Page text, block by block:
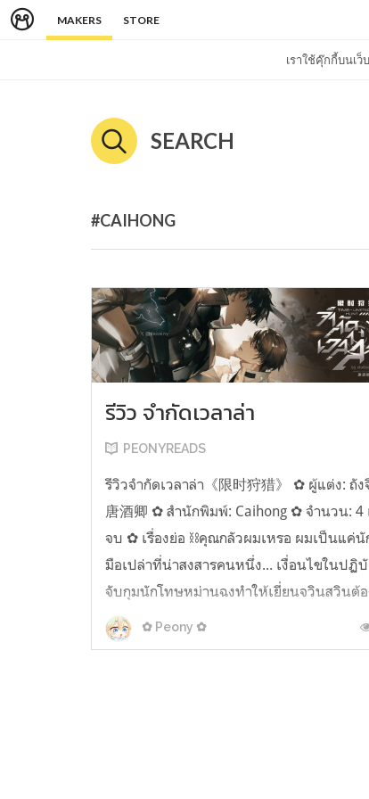
MAKERS STORE
เราใช้คุ๊กกี้บนเ
SEARCH
#CAIHONG
รีวิว จำกัดเวลาล่า
PEONYREADS
รีวิวจำกัดเวลาล่า《限时狩猎》 ✿ ผู้แต่ง: ถัง
唐酒卿 ✿ สำนักพิมพ์: Caihong ✿ จำนวน: 4
จบ ✿ เรื่องย่อ ⛓️คุณกลัวผมเหรอ ผมเป็นแค่
มือเปล่าที่น่าสงสารคนหนึ่ง... เงื่อนไขในปฏิ
จับกุมนักโทษหม่านฉงทำให้เยี่ยนจวินสวินต้อ
โคจรมาพบกับสือซานเหยียนหรือรหัส
สไนเปอร์ระดับแนวหน้าของกองกำลั...
✿ Peony ✿